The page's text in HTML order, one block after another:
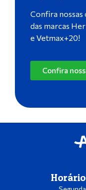
Confira nossas
das marcas
e Vetmax+20!
Confira